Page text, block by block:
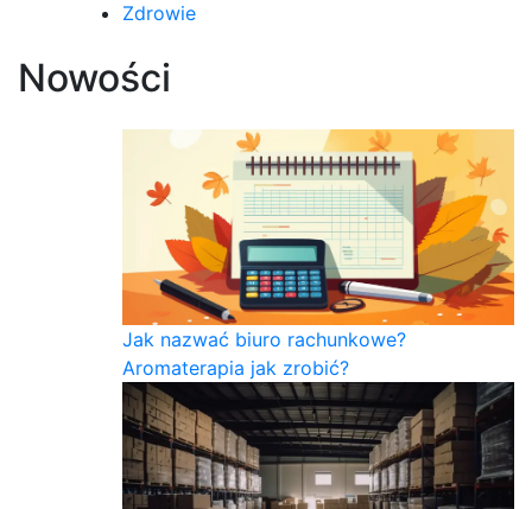
Zdrowie
Nowości
Jak nazwać biuro rachunkowe?
Aromaterapia jak zrobić?